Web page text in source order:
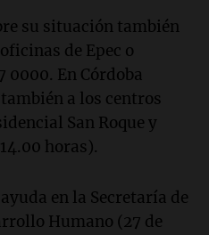
su situación también
de Epec o
0000. En Córdoba
a los centros
San Roque y
horas).
en la Secretaría de
Humano (27 de